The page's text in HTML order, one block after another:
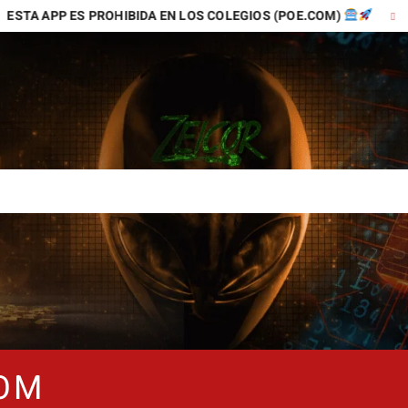
ES PROHIBIDA EN LOS COLEGIOS (POE.COM) TIKTOK